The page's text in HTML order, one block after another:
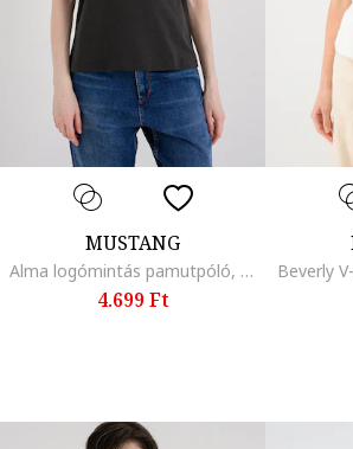
MUSTANG
Alma logómintás pamutpóló, Antracitszürke/Eperszín
4.699 Ft
Beverly